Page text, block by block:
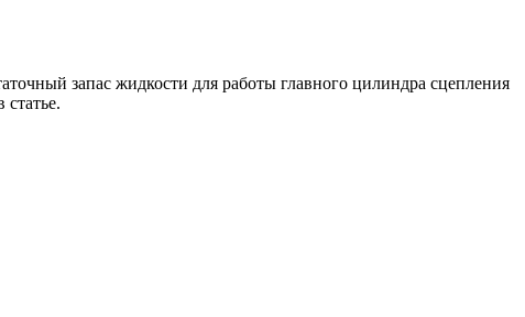
запас жидкости для работы главного цилиндра сцепления